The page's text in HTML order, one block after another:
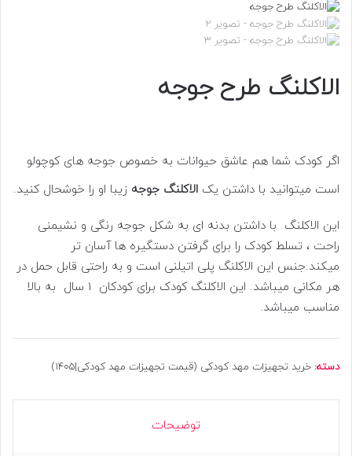
الاکلنگ طرح جوجه
اگر کودک شما هم عاشق حیوانات به خصوص جوجه های کوچولو
است میتوانید با داشتن یک الاکلنگ جوجه زیبا او را خوشحال کنید.
اين الاكلنگ با داشتن بدنه ای به شكل جوجه رنگی و نشیمنی
راحت ، تسلط كودک را برای گرفتن دستگيره ها آسان تر
ميكند.جنس اين الاكلنگ پلی اتيلنی است و به راحتی قابل حمل در
هر مكانی ميباشد. این الاکلنگ کودک برای کودکان 1 سال به بالا
مناسب میباشد.
دسته: خرید تجهیزات مهد کودکی (قیمت تجهیزات مهد کودکی|1405)
توضیحات